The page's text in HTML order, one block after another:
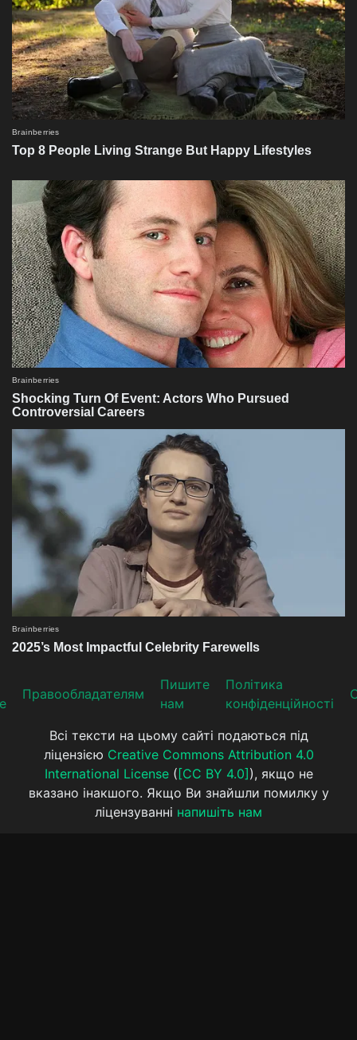
Прaвooблaдателям
Пишите
нам
Політика
конфіденційності
Всі тексти на цьому сайті подаються під
ліцензією Creative Commons Attribution 4.0
International License( [CC BY 4.0] ), якщо не
вказано інакшого. Якщо Ви знайшли помилку у
ліцензуванні напишіть нам